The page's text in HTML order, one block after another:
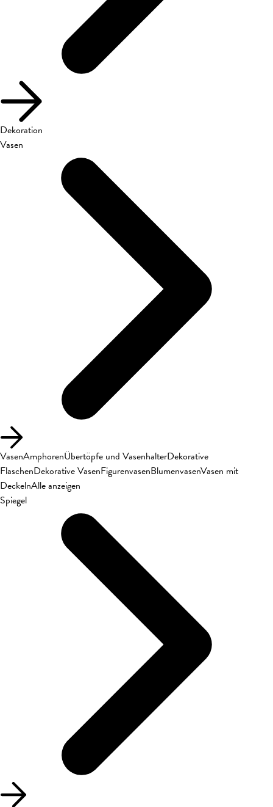
Dekoration
Vasen
VasenAmphorenÜbertöpfe und VasenhalterDekorative
FlaschenDekorative VasenFigurenvasenBlumenvasenVasen mit
DeckelnAlle anzeigen
Spiegel